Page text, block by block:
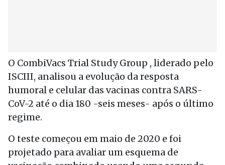
O CombiVacs Trial Study Group , liderado pelo
ISCIII, analisou a evolução da resposta
humoral e celular das vacinas contra SARS-
CoV-2 até o dia 180 -seis meses- após o último
regime.
O teste começou em maio de 2020 e foi
projetado para avaliar um esquema de